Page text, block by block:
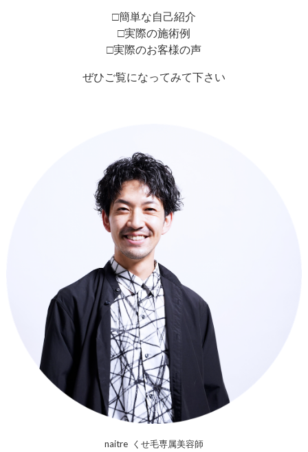
□簡単な自己紹介
□実際の施術例
□実際のお客様の声
ぜひご覧になってみて下さい
naitre くせ毛専属美容師